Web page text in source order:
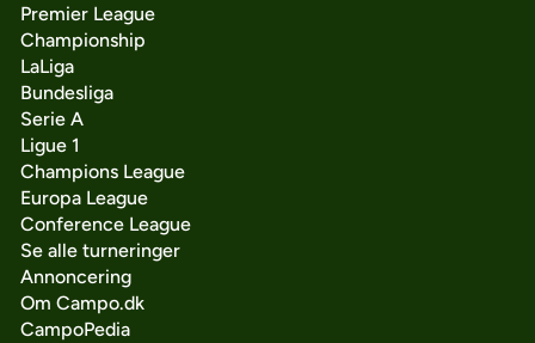
Premier League
Championship
LaLiga
Bundesliga
Serie A
Ligue 1
Champions League
Europa League
Conference League
Se alle turneringer
Annoncering
Om Campo.dk
CampoPedia